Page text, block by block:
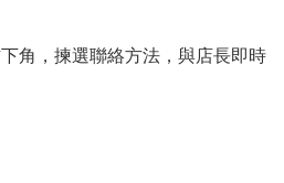
角，揀選聯絡方法，與店長即時